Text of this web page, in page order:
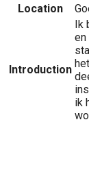
Location
Introduction
Ik
en
ik